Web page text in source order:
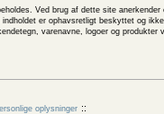
Ved brug af dette site
er ophavsretligt beskyttet og
varenavne, logoer og
oplysninger